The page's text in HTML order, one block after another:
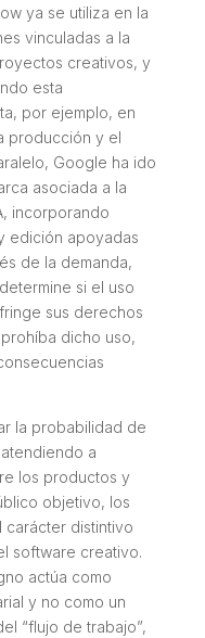
ya se utiliza en la
vinculadas a la
creativos, y
esta
por ejemplo, en
producción y el
Google ha ido
asociada a la
incorporando
edición apoyadas
de la demanda,
si el uso
sus derechos
dicho uso,
la probabilidad de
a
los productos y
objetivo, los
carácter distintivo
software creativo.
actúa como
y no como un
“flujo de trabajo”,